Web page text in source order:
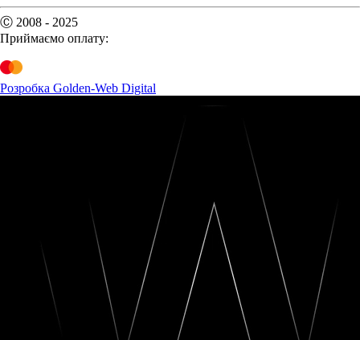
Ⓒ 2008 - 2025
Приймаємо оплату:
Розробка Golden-Web Digital